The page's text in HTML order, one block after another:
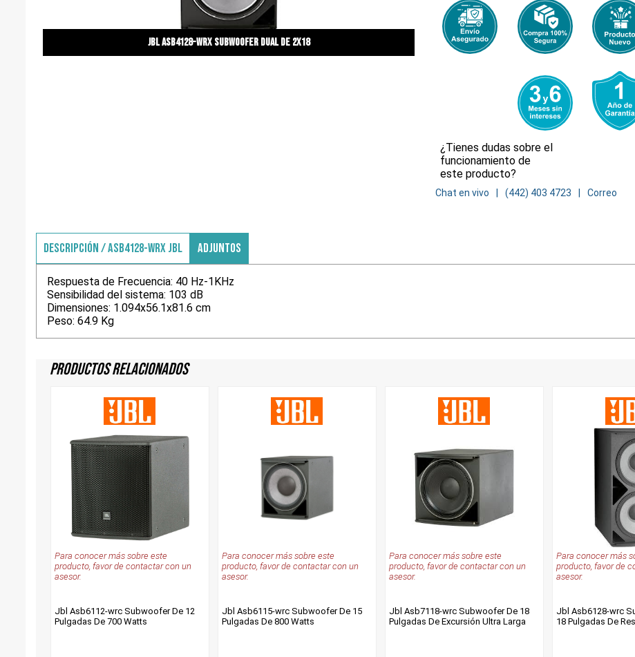
JBL ASB4128-WRX Subwoofer dual de 2x18
¿Tienes dudas sobre el
funcionamiento de
este producto?
Chat en vivo (442) 403 4723 Correo
DESCRIPCIÓN / ASB4128-WRX JBL ADJUNTOS
Respuesta de Frecuencia: 40 Hz-1KHz
Sensibilidad del sistema: 103 dB
Dimensiones: 1.094x56.1x81.6 cm
Peso: 64.9 Kg
Productos Relacionados
Para conocer más sobre este
producto, favor de contactar con un
asesor.
Jbl Asb6112-wrc Subwoofer De 12
Pulgadas De 700 Watts
Para conocer más sobre este
producto, favor de contactar con un
asesor.
Jbl Asb6115-wrc Subwoofer De 15
Pulgadas De 800 Watts
Para conocer más sobre este
producto, favor de contactar con un
asesor.
Jbl Asb7118-wrc Subwoofer De 18
Pulgadas De Excursión Ultra Larga
Para conocer más
producto, favor de
asesor.
Jbl Asb6128-wrc
18 Pulgadas De